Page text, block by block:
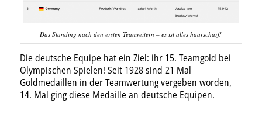
Das Standing nach den ersten Teamreitern – es ist alles haarscharf!
Die deutsche Equipe hat ein Ziel: ihr 15. Teamgold bei
Olympischen Spielen! Seit 1928 sind 21 Mal
Goldmedaillen in der Teamwertung vergeben worden,
14. Mal ging diese Medaille an deutsche Equipen.